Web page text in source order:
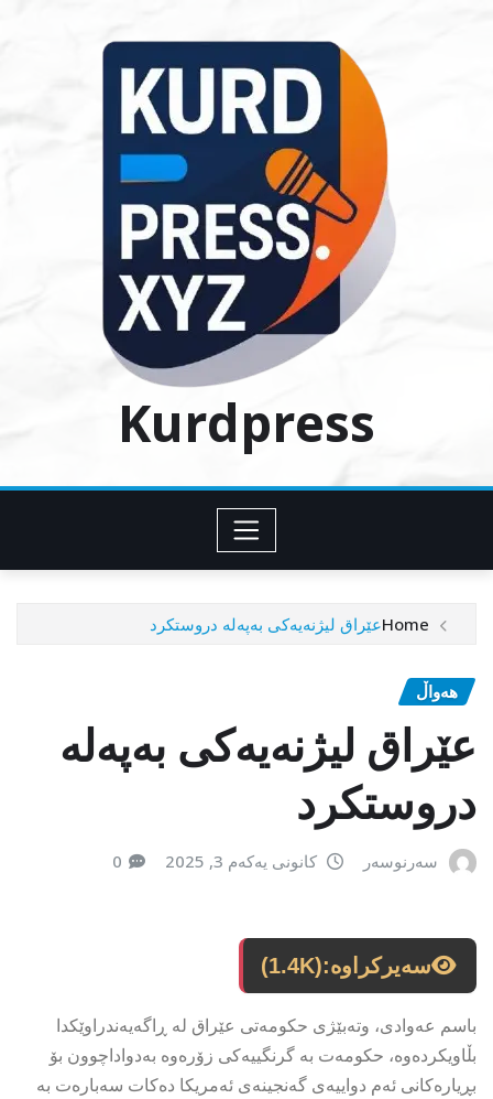
Kurdpress
Homeعێراق لیژنەیەکی بەپەلە دروستکرد
هەواڵ
عێراق لیژنەیەکی بەپەلە
دروستکرد
سەرنوسەر کانونی یەکەم 3, 2025 0
سەیرکراوە:(1.4K)
باسم عەوادی، وتەبێژی حکومەتی عێراق لە ڕاگەیەندراوێکدا
بڵاویکردەوە، حکومەت بە گرنگییەکی زۆرەوە بەدواداچوون بۆ
بڕیارەکانی ئەم دواییەی گەنجینەی ئەمریکا دەکات سەبارەت بە